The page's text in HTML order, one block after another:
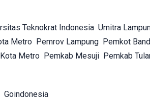
Teknokrat Indonesia Umitra
Metro Pemrov Lampung Pemkot
Metro Pemkab Mesuji Pemkab
Goindonesia